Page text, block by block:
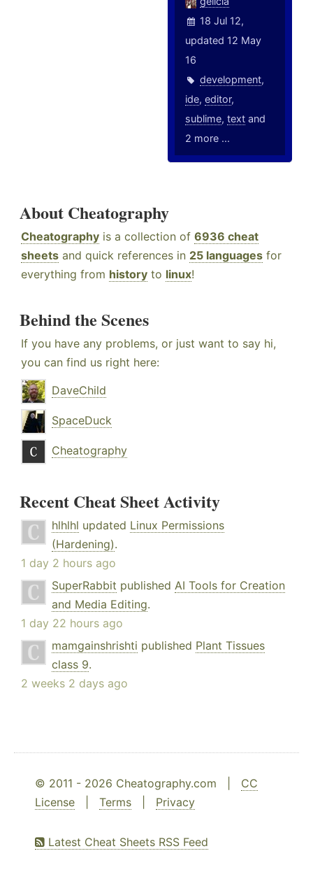
18 Jul 12,
updated 12 May
16
development,
ide,editor,
sublime,text and
2 more ...
About Cheatography
Cheatography is a collection of 6936 cheat
sheets and quick references in 25 languages for
everything from history to linux!
Behind the Scenes
If you have any problems, or just want to say hi,
you can find us right here:
DaveChild
SpaceDuck
Cheatography
Recent Cheat Sheet Activity
hlhlhl updated Linux Permissions
(Hardening).
1 day 2 hours ago
SuperRabbit published AI Tools for Creation
and Media Editing.
1 day 22 hours ago
mamgainshrishti published Plant Tissues
class 9.
2 weeks 2 days ago
© 2011 - 2026 Cheatography.com | CC
License
Terms Privacy
Latest Cheat Sheets RSS Feed